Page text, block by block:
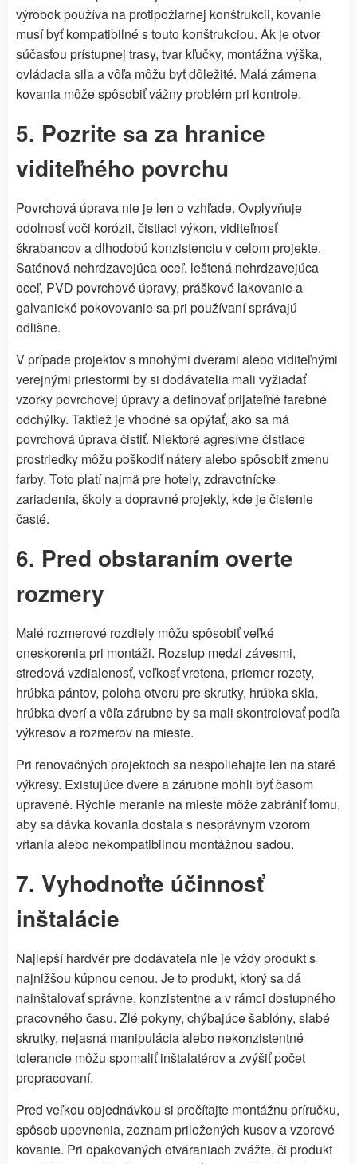
výrobok používa na protipožiarnej konštrukcii, kovanie
musí byť kompatibilné s touto konštrukciou. Ak je otvor
súčasťou prístupnej trasy, tvar kľučky, montážna výška,
ovládacia sila a vôľa môžu byť dôležité. Malá zámena
kovania môže spôsobiť vážny problém pri kontrole.
5. Pozrite sa za hranice
viditeľného povrchu
Povrchová úprava nie je len o vzhľade. Ovplyvňuje
odolnosť voči korózii, čistiaci výkon, viditeľnosť
škrabancov a dlhodobú konzistenciu v celom projekte.
Saténová nehrdzavejúca oceľ, leštená nehrdzavejúca
oceľ, PVD povrchové úpravy, práškové lakovanie a
galvanické pokovovanie sa pri používaní správajú
odlišne.
V prípade projektov s mnohými dverami alebo viditeľnými
verejnými priestormi by si dodávatelia mali vyžiadať
vzorky povrchovej úpravy a definovať prijateľné farebné
odchýlky. Taktiež je vhodné sa opýtať, ako sa má
povrchová úprava čistiť. Niektoré agresívne čistiace
prostriedky môžu poškodiť nátery alebo spôsobiť zmenu
farby. Toto platí najmä pre hotely, zdravotnícke
zariadenia, školy a dopravné projekty, kde je čistenie
časté.
6. Pred obstaraním overte
rozmery
Malé rozmerové rozdiely môžu spôsobiť veľké
oneskorenia pri montáži. Rozstup medzi závesmi,
stredová vzdialenosť, veľkosť vretena, priemer rozety,
hrúbka pántov, poloha otvoru pre skrutky, hrúbka skla,
hrúbka dverí a vôľa zárubne by sa mali skontrolovať podľa
výkresov a rozmerov na mieste.
Pri renovačných projektoch sa nespoliehajte len na staré
výkresy. Existujúce dvere a zárubne mohli byť časom
upravené. Rýchle meranie na mieste môže zabrániť tomu,
aby sa dávka kovania dostala s nesprávnym vzorom
vŕtania alebo nekompatibilnou montážnou sadou.
7. Vyhodnoťte účinnosť
inštalácie
Najlepší hardvér pre dodávateľa nie je vždy produkt s
najnižšou kúpnou cenou. Je to produkt, ktorý sa dá
nainštalovať správne, konzistentne a v rámci dostupného
pracovného času. Zlé pokyny, chýbajúce šablóny, slabé
skrutky, nejasná manipulácia alebo nekonzistentné
tolerancie môžu spomaliť inštalatérov a zvýšiť počet
prepracovaní.
Pred veľkou objednávkou si prečítajte montážnu príručku,
spôsob upevnenia, zoznam priložených kusov a vzorové
kovanie. Pri opakovaných otváraniach zvážte, či produkt